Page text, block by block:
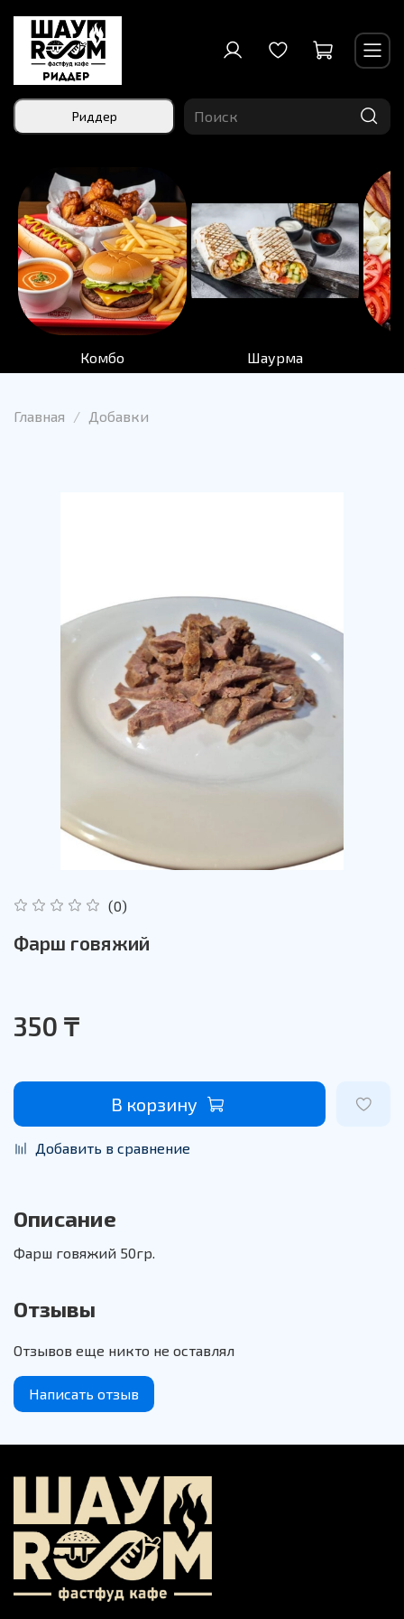
Риддер
Комбо Шаурма
Главная Добавки
(0)
Фарш говяжий
350 ₸
В корзину
Добавить в сравнение
Описание
Фарш говяжий 50гр.
Отзывы
Отзывов еще никто не оставлял
Написать отзыв